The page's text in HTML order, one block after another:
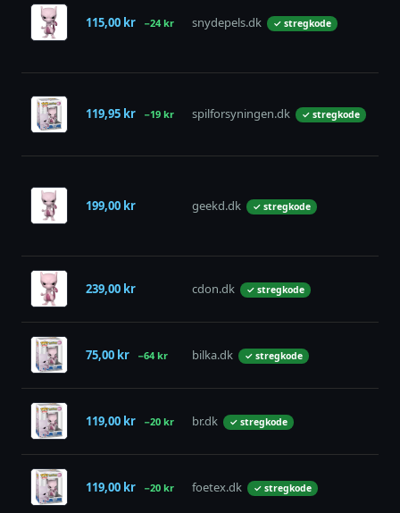
115,00 kr −24 kr snydepels.dk ✓ stregkode
119,95 kr −19 kr spilforsyningen.dk ✓ stregkode
199,00 kr geekd.dk ✓ stregkode
239,00 kr cdon.dk ✓ stregkode
75,00 kr −64 kr bilka.dk ✓ stregkode
119,00 kr −20 kr br.dk ✓ stregkode
119,00 kr −20 kr foetex.dk ✓ stregkode